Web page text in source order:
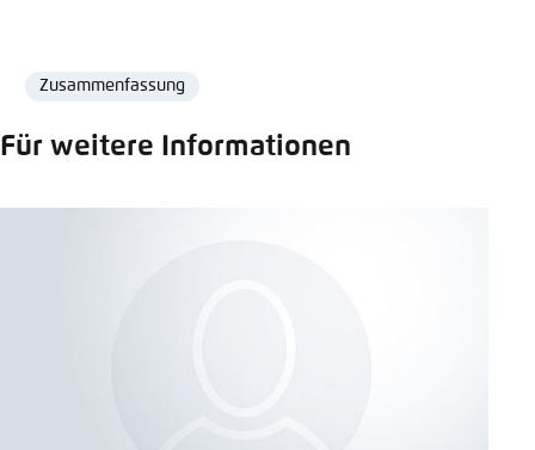
Format
Zusammenfassung
Für weitere Informationen